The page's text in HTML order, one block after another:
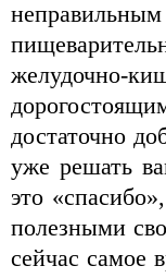
достаточно
уже решать
это
полезными
сейчас самое